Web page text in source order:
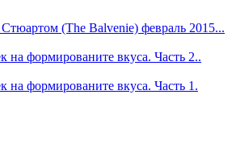
(The Balvenie) февраль 2015...
на формированите вкуса. Часть 2..
на формированите вкуса. Часть 1.